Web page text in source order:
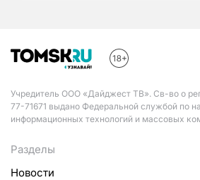
Учредитель ООО «Дайджест ТВ». Св-во о
77-71671 выдано Федеральной службой по
информационных технологий и массовых
Разделы
Новости